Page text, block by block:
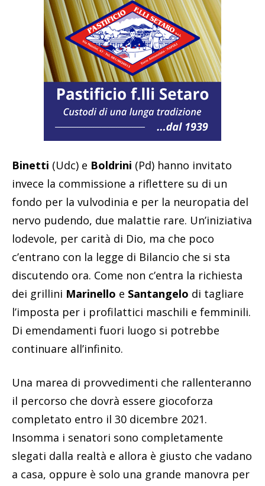
Binetti (Udc) e Boldrini (Pd) hanno invitato
invece la commissione a riflettere su di un
fondo per la vulvodinia e per la neuropatia del
nervo pudendo, due malattie rare. Un’iniziativa
lodevole, per carità di Dio, ma che poco
c’entrano con la legge di Bilancio che si sta
discutendo ora. Come non c’entra la richiesta
dei grillini Marinello e Santangelo di tagliare
l’imposta per i profilattici maschili e femminili.
Di emendamenti fuori luogo si potrebbe
continuare all’infinito.
Una marea di provvedimenti che rallenteranno
il percorso che dovrà essere giocoforza
completato entro il 30 dicembre 2021.
Insomma i senatori sono completamente
slegati dalla realtà e allora è giusto che vadano
a casa, oppure è solo una grande manovra per